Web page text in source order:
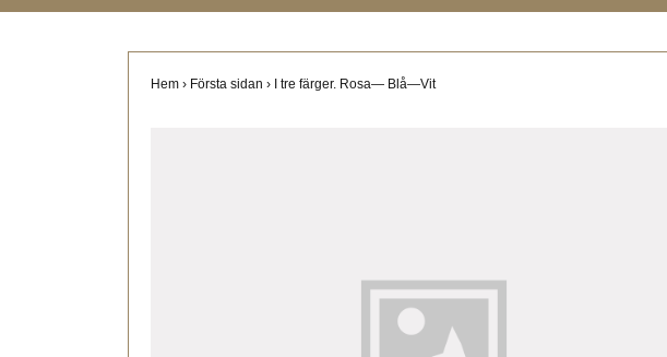
Hem › Första sidan › I tre färger. Rosa— Blå—Vit